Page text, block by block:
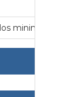
minimalistas y